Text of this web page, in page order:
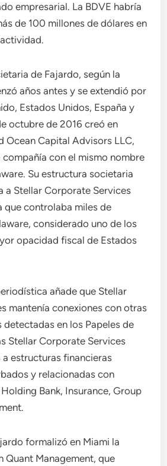
empresarial. La BDVE habría
de 100 millones de dólares en
de Fajardo, según la
años antes y se extendió por
Estados Unidos, España y
octubre de 2016 creó en
Ocean Capital Advisors LLC,
con el mismo nombre
Su estructura societaria
a Stellar Corporate Services
que controlaba miles de
considerado uno de los
opacidad fiscal de Estados
añade que Stellar
mantenía conexiones con otras
en los Papeles de
Stellar Corporate Services
estructuras financieras
y relacionadas con
Bank, Insurance, Group
formalizó en Miami la
Quant Management, que